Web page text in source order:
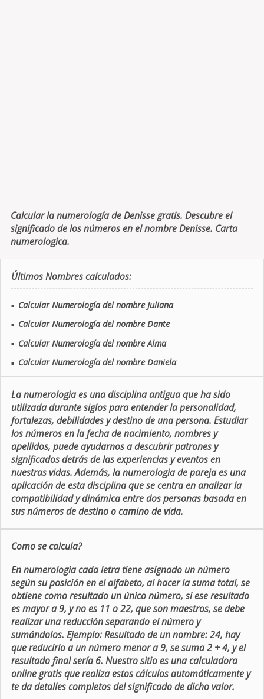
Calcular la numerología de Denisse gratis. Descubre el
significado de los números en el nombre Denisse. Carta
numerologica.
Últimos Nombres calculados:
■ Calcular Numerología del nombre Juliana
■ Calcular Numerología del nombre Dante
■ Calcular Numerología del nombre Alma
■ Calcular Numerología del nombre Daniela
La numerologia es una disciplina antigua que ha sido
utilizada durante siglos para entender la personalidad,
fortalezas, debilidades y destino de una persona. Estudiar
los números en la fecha de nacimiento, nombres y
apellidos, puede ayudarnos a descubrir patrones y
significados detrás de las experiencias y eventos en
nuestras vidas. Además, la numerologia de pareja es una
aplicación de esta disciplina que se centra en analizar la
compatibilidad y dinámica entre dos personas basada en
sus números de destino o camino de vida.
Como se calcula?
En numerologia cada letra tiene asignado un número
según su posición en el alfabeto, al hacer la suma total, se
obtiene como resultado un único número, si ese resultado
es mayor a 9, y no es 11 o 22, que son maestros, se debe
realizar una reducción separando el número y
sumándolos. Ejemplo: Resultado de un nombre: 24, hay
que reducirlo a un número menor a 9, se suma 2 + 4, y el
resultado final sería 6. Nuestro sitio es una calculadora
online gratis que realiza estos cálculos automáticamente y
te da detalles completos del significado de dicho valor.